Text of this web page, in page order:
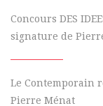
Concours DES
signature de
Le Contemporain
Pierre Ménat